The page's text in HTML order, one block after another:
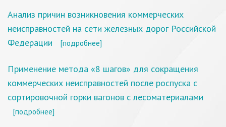
Анализ причин возникновения коммерческих
неисправностей на сети железных дорог Российской
Федерации
[подробнее]
Применение метода «8 шагов» для сокращения
коммерческих неисправностей после роспуска с
сортировочной горки вагонов с лесоматериалами
[подробнее]